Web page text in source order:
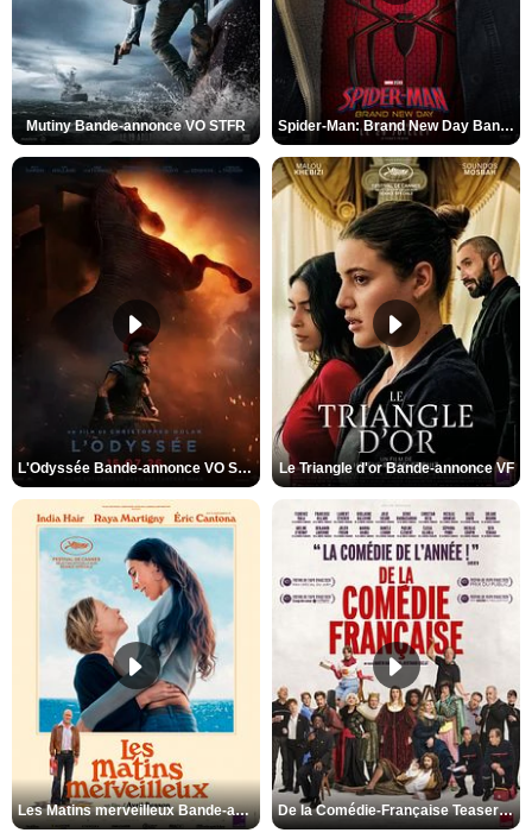
Mutiny Bande-annonce VO STFR Spider-Man: Brand New Day Bande-annonce VO STFR
L'Odyssée Bande-annonce VO STFR Le Triangle d'or Bande-annonce VF
Les Matins merveilleux Bande-annonce VF De la Comédie-Française Teaser VF